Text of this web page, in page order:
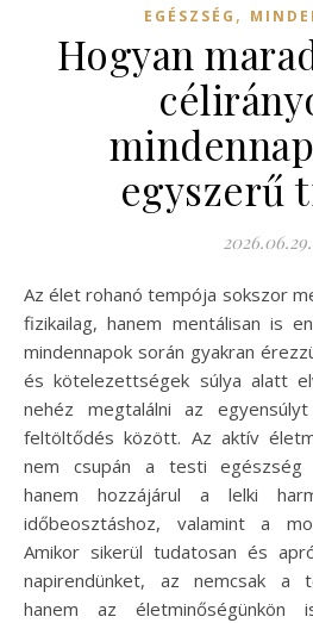
EGÉSZSÉG ,
Hogyan
egyszerű
2026.06.29.
Az élet rohanó tempója sokszor megnehezíti, hogy ne csak
fizikailag, hanem mentálisan is
mindennapok során gyakran
és kötelezettségek súlya alatt
nehéz megtalálni az
feltöltődés között. Az aktív
nem csupán a testi egészség
hanem hozzájárul a lelki
időbeosztáshoz, valamint a
Amikor sikerül tudatosan és
napirendünket, az nemcsak a
hanem az életminőségünkön